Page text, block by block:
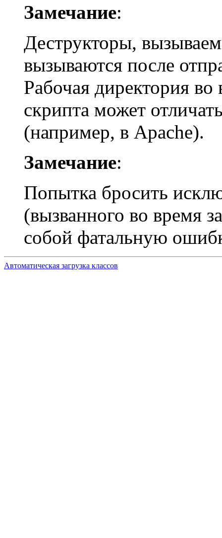
Замечание:
Деструкторы,
вызываются после
Рабочая директория
скрипта может
(например, в Apache).
Замечание:
Попытка бросить
(вызванного во время
собой фатальную
Автоматическая загрузка классов